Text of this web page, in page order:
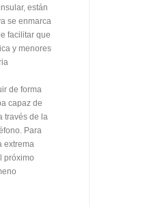
están
se enmarca
facilitar que
y menores
de forma
capaz de
través de la
Para
extrema
próximo